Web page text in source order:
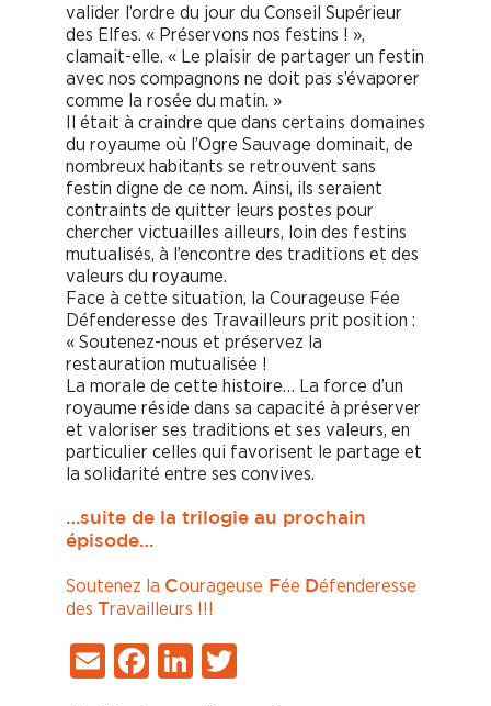
valider l’ordre du jour du Conseil Supérieur
des Elfes. « Préservons nos festins ! »,
clamait-elle. « Le plaisir de partager un festin
avec nos compagnons ne doit pas s’évaporer
comme la rosée du matin. »
Il était à craindre que dans certains domaines
du royaume où l’Ogre Sauvage dominait, de
nombreux habitants se retrouvent sans
festin digne de ce nom. Ainsi, ils seraient
contraints de quitter leurs postes pour
chercher victuailles ailleurs, loin des festins
mutualisés, à l’encontre des traditions et des
valeurs du royaume.
Face à cette situation, la Courageuse Fée
Défenderesse des Travailleurs prit position :
« Soutenez-nous et préservez la
restauration mutualisée !
La morale de cette histoire… La force d’un
royaume réside dans sa capacité à préserver
et valoriser ses traditions et ses valeurs, en
particulier celles qui favorisent le partage et
la solidarité entre ses convives.
…suite de la trilogie au prochain
épisode…
Soutenez la Courageuse Fée Défenderesse
des
ravailleurs !!!
EmailFacebook
LinkedIn